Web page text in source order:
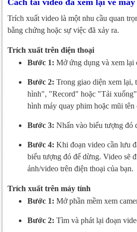
Cách tải video đã xem lại về
Trích xuất video là một nhu cầu quan
bằng chứng hoặc sự việc đã xảy ra.
Trích xuất trên điện thoại
Bước 1: Mở ứng dụng và xem lại
Bước 2: Trong giao diện xem lại,
hình", "Record" hoặc "Tải
hình máy quay phim hoặc mũi tên
Bước 3: Nhấn vào biểu tượng đó
Bước 4: Khi đoạn video cần lưu
biểu tượng đó để dừng. Video sẽ
ảnh/video trên điện thoại của bạn.
Trích xuất trên máy tính
Bước 1: Mở phần mềm xem
Bước 2: Tìm và phát lại đoạn